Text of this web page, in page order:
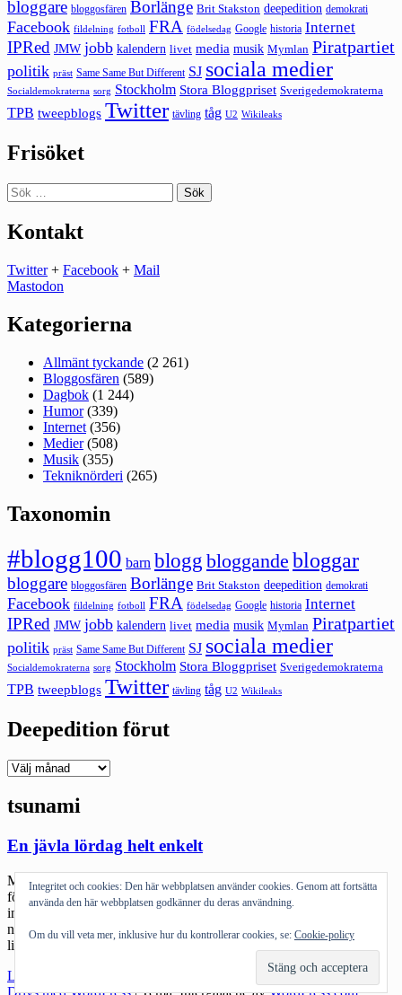
bloggare bloggosfären Borlänge Brit Stakston deepedition demokrati
Facebook fildelning fotboll FRA födelsedag Google historia Internet
IPRed JMW jobb kalendern livet media musik Mymlan Piratpartiet
politik präst Same Same But Different SJ sociala medier
Socialdemokraterna sorg Stockholm Stora Bloggpriset Sverigedemokraterna
TPB tweepblogs Twitter tävling tåg U2 Wikileaks
Frisöket
Sök
efter:
Kontakt
Twitter+ Facebook + Mail
Mastodon
Kategorierna
Allmänt tyckande (2 261)
Bloggosfären (589)
Dagbok (1 244)
Humor(339)
Internet (356)
Medier(508)
Musik (355)
Tekniknörderi (265)
Taxonomin
#blogg100 barn blogg bloggande bloggar
bloggare bloggosfären Borlänge Brit Stakston deepedition demokrati
Facebook fildelning fotboll FRA födelsedag Google historia Internet
IPRed JMW jobb kalendern livet media musik Mymlan Piratpartiet
politik präst Same Same But Different SJ sociala medier
Socialdemokraterna sorg Stockholm Stora Bloggpriset Sverigedemokraterna
TPB tweepblogs Twitter tävling tåg U2 Wikileaks
Deepedition förut
Deepedition
tsunami
En jävla lördag helt enkelt
Morgonen började med att jag läste det här och det kändes bara
förfärligt: Loo, som jag följt så många år på bloggen. Det kan fan
inte vara sant… Helvete. Jag vill skälla på Gud, på djävulen – på
nån. Men jag tror ju inte så vad ska jag skälla på? Andra känner
likadant. Och sen […]
Läs mer
jävla
Drivs med WordPress |Tema: Intergalactic avWordPress.com.
Integritet och cookies: Den här webbplatsen använder cookies. Genom att fortsätta
använda den här webbplatsen godkänner du deras användning.
Om du vill veta mer, inklusive hur du kontrollerar cookies, se: Cookie-policy